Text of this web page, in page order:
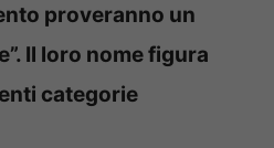
proveranno un
Il loro nome figura
categorie